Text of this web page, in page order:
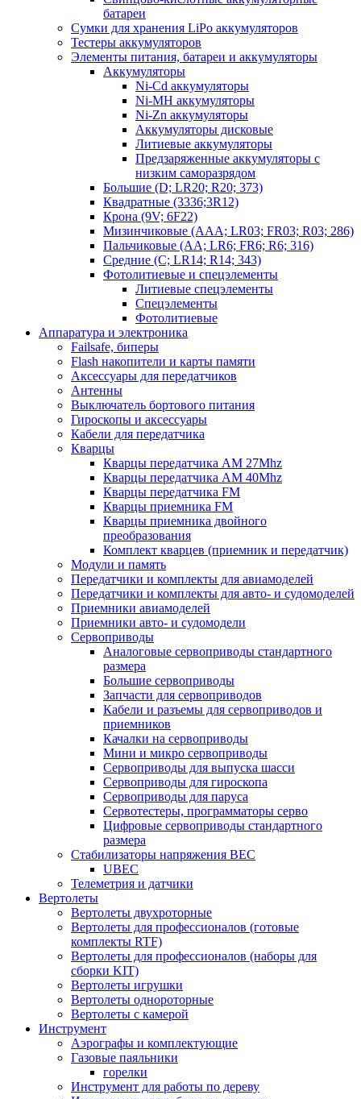
батареи
Сумки для хранения LiPo аккумуляторов
Тестеры аккумуляторов
Элементы питания, батареи и аккумуляторы
Аккумуляторы
Ni-Cd аккумуляторы
Ni-MH аккумуляторы
Ni-Zn аккумуляторы
Аккумуляторы дисковые
Литиевые аккумуляторы
Предзаряженные аккумуляторы с
низким саморазрядом
Большие (D; LR20; R20; 373)
Квадратные (3336;3R12)
Крона (9V; 6F22)
Мизинчиковые (AAA; LR03; FR03; R03; 286)
Пальчиковые (AA; LR6; FR6; R6; 316)
Средние (C; LR14; R14; 343)
Фотолитиевые и спецэлементы
Литиевые спецэлементы
Спецэлементы
Фотолитиевые
Аппаратура и электроника
Failsafe, биперы
Flash накопители и карты памяти
Аксессуары для передатчиков
Антенны
Выключатель бортового питания
Гироскопы и аксессуары
Кабели для передатчика
Кварцы
Кварцы передатчика AM 27Mhz
Кварцы передатчика AM 40Mhz
Кварцы передатчика FM
Кварцы приемника FM
Кварцы приемника двойного
преобразования
Комплект кварцев (приемник и передатчик)
Модули и память
Передатчики и комплекты для авиамоделей
Передатчики и комплекты для авто- и судомоделей
Приемники авиамоделей
Приемники авто- и судомодели
Сервоприводы
Аналоговые сервоприводы стандартного
размера
Большие сервоприводы
Запчасти для сервоприводов
Кабели и разъемы для сервоприводов и
приемников
Качалки на сервоприводы
Мини и микро сервоприводы
Сервоприводы для выпуска шасси
Сервоприводы для гироскопа
Сервоприводы для паруса
Сервотестеры, программаторы серво
Цифровые сервоприводы стандартного
размера
Стабилизаторы напряжения BEC
UBEC
Телеметрия и датчики
Вертолеты
Вертолеты двухроторные
Вертолеты для профессионалов (готовые
комплекты RTF)
Вертолеты для профессионалов (наборы для
сборки KIT)
Вертолеты игрушки
Вертолеты однороторные
Вертолеты с камерой
Инструмент
Аэрографы и комплектующие
Газовые паяльники
горелки
Инструмент для работы по дереву